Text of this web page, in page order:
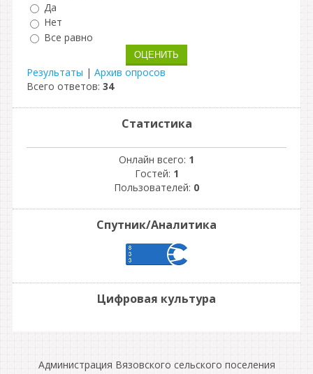
Да
Нет
Все равно
Результаты | Архив опросов
Всего ответов: 34
Статистика
Онлайн всего: 1
Гостей: 1
Пользователей: 0
Спутник/Аналитика
Цифровая культура
Администрация Вязовского сельского поселения